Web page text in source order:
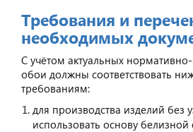
Требования и
необходимых
С учётом актуальных
обои должны соответствовать
требованиям:
для производства изделий без
использовать основу белизной